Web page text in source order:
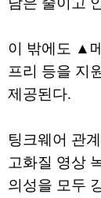
이 밖에도 ▲
프리 등을 지
제공된다.
팅크웨어 관
고화질 영상
의성을 모두